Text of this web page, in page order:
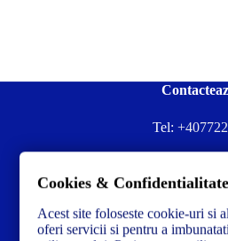
Tel:
Contacteză-ne la:
Str. Dacia Nr 12 Ineu,
Cookies & Confidentialitate
Acest site foloseste cookie-uri si
oferi servicii si pentru a